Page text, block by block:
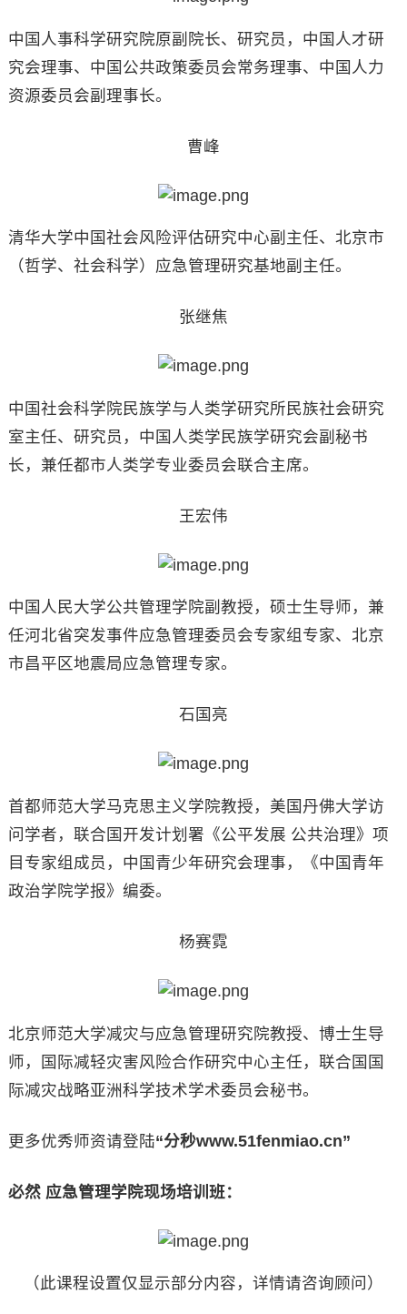
中国人事科学研究院原副院长、研究员，中国人才研
究会理事、中国公共政策委员会常务理事、中国人力
资源委员会副理事长。
曹峰
清华大学中国社会风险评估研究中心副主任、北京市
（哲学、社会科学）应急管理研究基地副主任。
张继焦
中国社会科学院民族学与人类学研究所民族社会研究
室主任、研究员，中国人类学民族学研究会副秘书
长，兼任都市人类学专业委员会联合主席。
王宏伟
中国人民大学公共管理学院副教授，硕士生导师，兼
任河北省突发事件应急管理委员会专家组专家、北京
市昌平区地震局应急管理专家。
石国亮
首都师范大学马克思主义学院教授，美国丹佛大学访
问学者，联合国开发计划署《公平发展 公共治理》项
目专家组成员，中国青少年研究会理事，《中国青年
政治学院学报》编委。
杨赛霓
北京师范大学减灾与应急管理研究院教授、博士生导
师，国际减轻灾害风险合作研究中心主任，联合国国
际减灾战略亚洲科学技术学术委员会秘书。
更多优秀师资请登陆“分秒www.51fenmiao.cn”
必然 应急管理学院现场培训班：
（此课程设置仅显示部分内容，详情请咨询顾问）